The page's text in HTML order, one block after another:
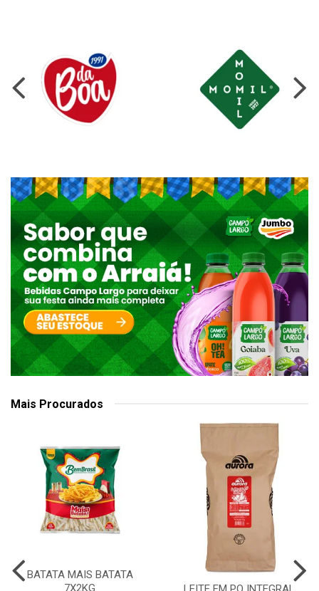
Mais Procurados
BATATA MAIS BATATA
7X2KG